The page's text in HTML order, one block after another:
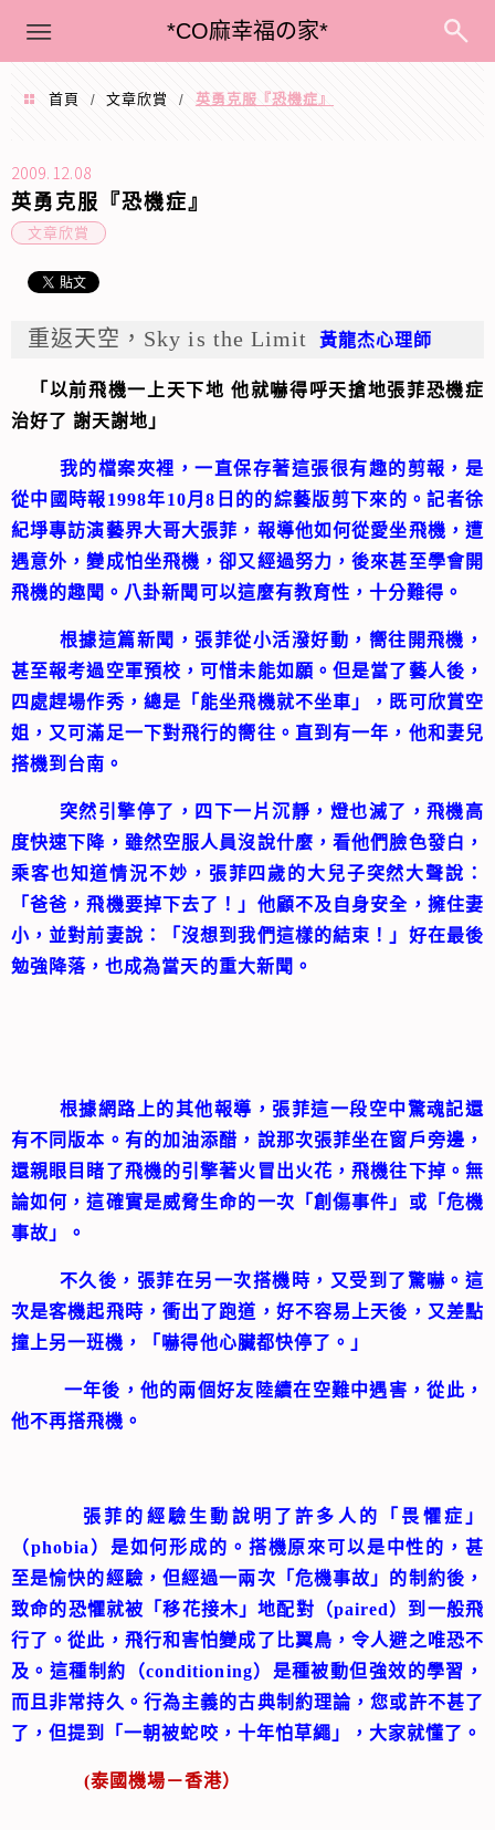
*CO麻幸福の家*
menu
首頁 / 文章欣賞 / 英勇克服『恐機症』
2009.12.08
英勇克服『恐機症』
文章欣賞
重返天空，Sky is the Limit 黃龍杰心理師
「以前飛機一上天下地 他就嚇得呼天搶地張菲恐機症
治好了 謝天謝地」
我的檔案夾裡，一直保存著這張很有趣的剪報，是
從中國時報1998年10月8日的的綜藝版剪下來的。記者徐
紀埩專訪演藝界大哥大張菲，報導他如何從愛坐飛機，遭
遇意外，變成怕坐飛機，卻又經過努力，後來甚至學會開
飛機的趣聞。八卦新聞可以這麼有教育性，十分難得。
根據這篇新聞，張菲從小活潑好動，嚮往開飛機，
甚至報考過空軍預校，可惜未能如願。但是當了藝人後，
四處趕場作秀，總是「能坐飛機就不坐車」，既可欣賞空
姐，又可滿足一下對飛行的嚮往。直到有一年，他和妻兒
搭機到台南。
突然引擎停了，四下一片沉靜，燈也滅了，飛機高
度快速下降，雖然空服人員沒說什麼，看他們臉色發白，
乘客也知道情況不妙，張菲四歲的大兒子突然大聲說：
「爸爸，飛機要掉下去了！」他顧不及自身安全，擁住妻
小，並對前妻說：「沒想到我們這樣的結束！」好在最後
勉強降落，也成為當天的重大新聞。
根據網路上的其他報導，張菲這一段空中驚魂記還
有不同版本。有的加油添醋，說那次張菲坐在窗戶旁邊，
還親眼目睹了飛機的引擎著火冒出火花，飛機往下掉。無
論如何，這確實是威脅生命的一次「創傷事件」或「危機
事故」。
不久後，張菲在另一次搭機時，又受到了驚嚇。這
次是客機起飛時，衝出了跑道，好不容易上天後，又差點
撞上另一班機，「嚇得他心臟都快停了。」
一年後，他的兩個好友陸續在空難中遇害，從此，
他不再搭飛機。
張菲的經驗生動說明了許多人的「畏懼症」
（phobia）是如何形成的。搭機原來可以是中性的，甚
至是愉快的經驗，但經過一兩次「危機事故」的制約後，
致命的恐懼就被「移花接木」地配對（paired）到一般飛
行了。從此，飛行和害怕變成了比翼鳥，令人避之唯恐不
及。這種制約（conditioning）是種被動但強效的學習，
而且非常持久。行為主義的古典制約理論，您或許不甚了
了，但提到「一朝被蛇咬，十年怕草繩」，大家就懂了。
(泰國機場－香港）